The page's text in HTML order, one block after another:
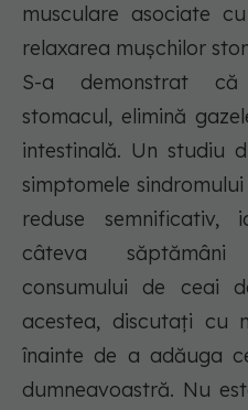
musculare asociate
relaxarea mușchilor
S-a demonstrat că
stomacul, elimină
intestinală. Un studiu
simptomele
reduse
câteva
consumului de ceai
acestea, discutați cu
înainte de a adăuga
dumneavoastră. Nu